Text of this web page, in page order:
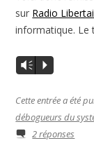
sur Radio
informatique. Le
Vm P
Cette entrée a été
débogueurs du
2 réponses